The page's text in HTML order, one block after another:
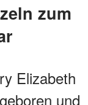
Elizabeth
und